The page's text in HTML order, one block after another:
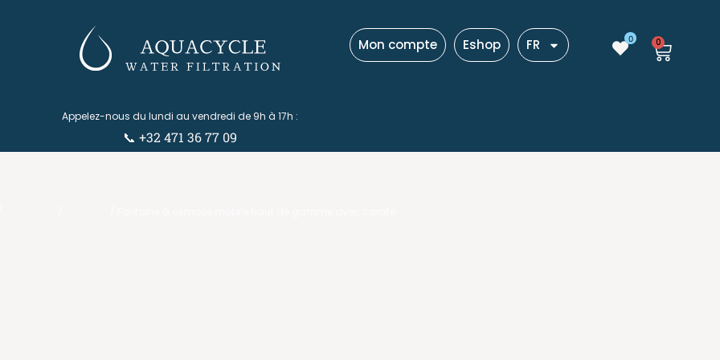
Mon compte Eshop FR 0 0
Appelez-nous du lundi au vendredi de 9h à 17h :
📞 +32 471 36 77 09